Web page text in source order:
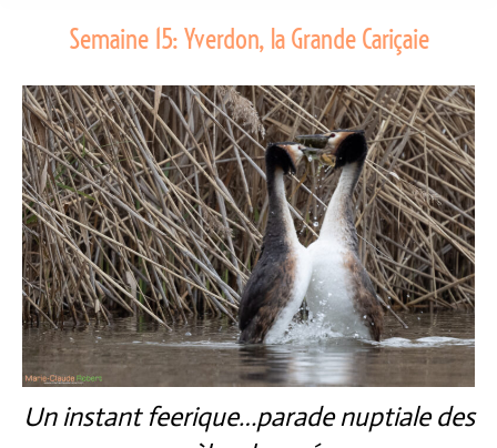
Semaine 15: Yverdon, la Grande Cariçaie
Un instant feerique…parade nuptiale des